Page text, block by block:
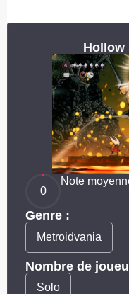
Hollow
0
Note
Genre :
Metroidvania
Nombre de
Solo